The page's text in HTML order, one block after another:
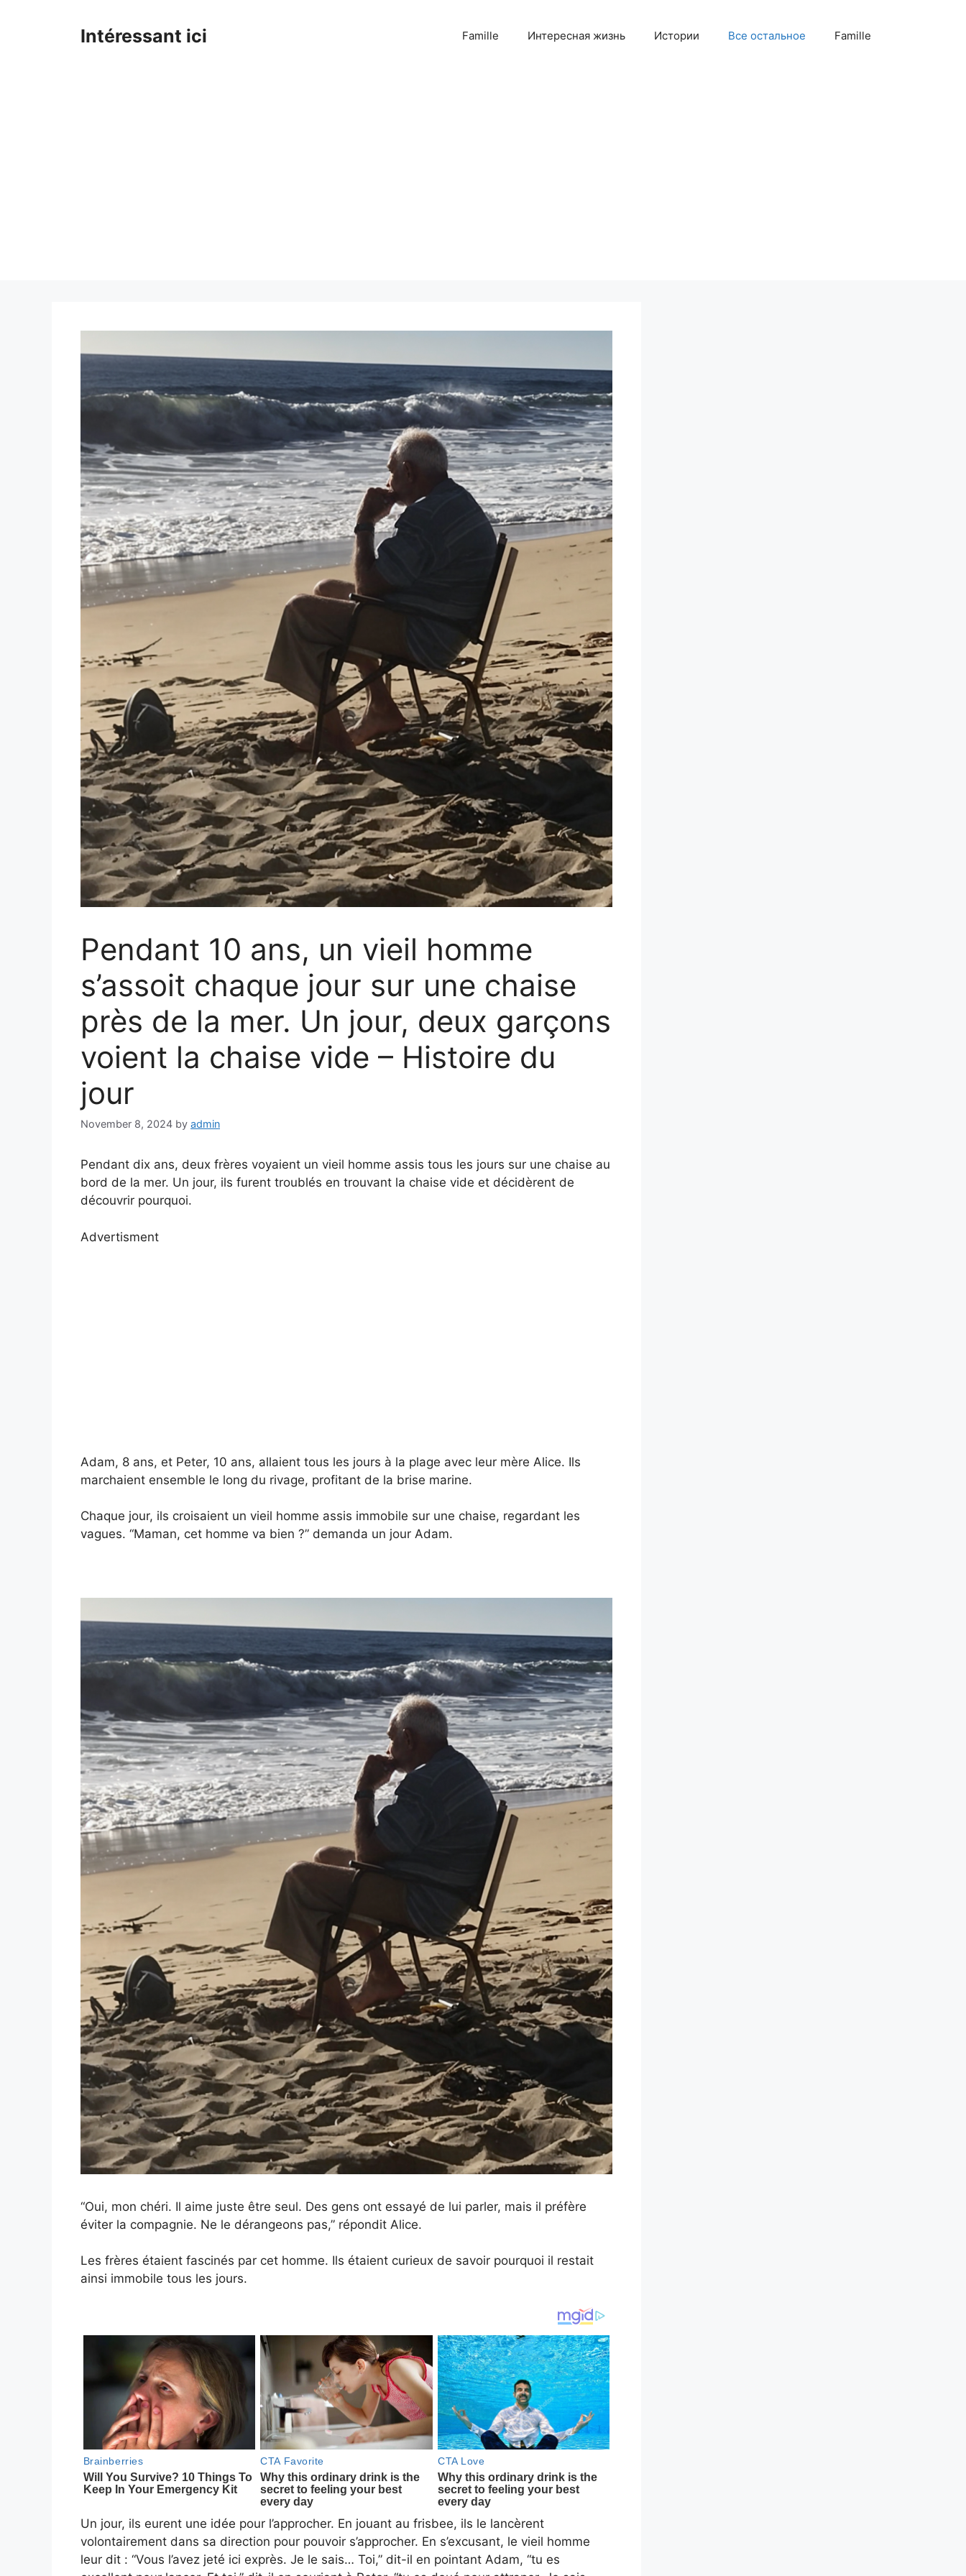
Intéressant ici Famille Интересная жизнь Истории Все остальное Famille
Pendant 10 ans, un vieil homme
s’assoit chaque jour sur une chaise
près de la mer. Un jour, deux garçons
voient la chaise vide – Histoire du
jour
November 8, 2024 by admin
Pendant dix ans, deux frères voyaient un vieil homme assis tous les jours sur une chaise au
bord de la mer. Un jour, ils furent troublés en trouvant la chaise vide et décidèrent de
découvrir pourquoi.
Advertisment
Adam, 8 ans, et Peter, 10 ans, allaient tous les jours à la plage avec leur mère Alice. Ils
marchaient ensemble le long du rivage, profitant de la brise marine.
Chaque jour, ils croisaient un vieil homme assis immobile sur une chaise, regardant les
vagues. “Maman, cet homme va bien ?” demanda un jour Adam.
“Oui, mon chéri. Il aime juste être seul. Des gens ont essayé de lui parler, mais il préfère
éviter la compagnie. Ne le dérangeons pas,” répondit Alice.
Les frères étaient fascinés par cet homme. Ils étaient curieux de savoir pourquoi il restait
ainsi immobile tous les jours.
Un jour, ils eurent une idée pour l’approcher. En jouant au frisbee, ils le lancèrent
volontairement dans sa direction pour pouvoir s’approcher. En s’excusant, le vieil homme
leur dit : “Vous l’avez jeté ici exprès. Je le sais… Toi,” dit-il en pointant Adam, “tu es